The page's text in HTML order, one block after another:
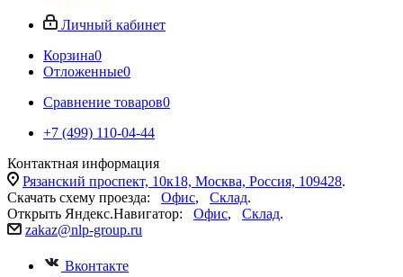
Личный кабинет
Корзина0
Отложенные0
Сравнение товаров0
+7 (499) 110-04-44
Контактная информация
Рязанский проспект, 10к18, Москва, Россия, 109428.
Скачать схему проезда: Офис, Склад.
Открыть Яндекс.Навигатор: Офис, Склад.
zakaz@nlp-group.ru
Вконтакте